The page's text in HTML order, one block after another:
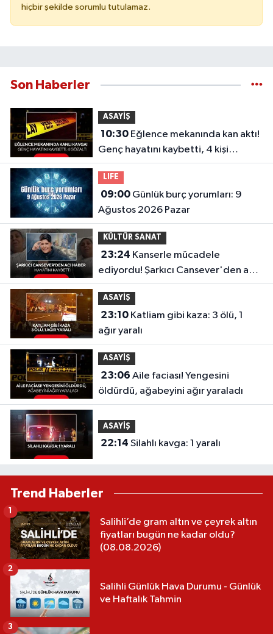
hiçbir şekilde sorumlu tutulamaz.
Son Haberler
ASAYİŞ
10:30Eğlence mekanında kan aktı!
Genç hayatını kaybetti, 4 kişi
gözaltında
LIFE
09:00Günlük burç yorumları: 9
Ağustos 2026 Pazar
KÜLTÜR SANAT
23:24
ediyordu! Şarkıcı Cansever'den acı
haber, hayatını kaybetti
ASAYİŞ
23:10Katliam gibi kaza: 3 ölü, 1
ağır yaralı
ASAYİŞ
23:06
öldürdü, ağabeyini ağır yaraladı
ASAYİŞ
22:14 Silahlı kavga: 1 yaralı
Trend Haberler
Salihli’de gram altın ve çeyrek altın
fiyatları bugün ne kadar oldu?
(08.08.2026)
1
Salihli Günlük Hava Durumu - Günlük
ve Haftalık Tahmin
2
3